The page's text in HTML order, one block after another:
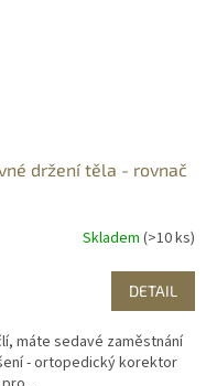
držení těla - rovnač
Skladem (>10 ks)
DETAIL
máte sedavé zaměstnání
- ortopedický korektor